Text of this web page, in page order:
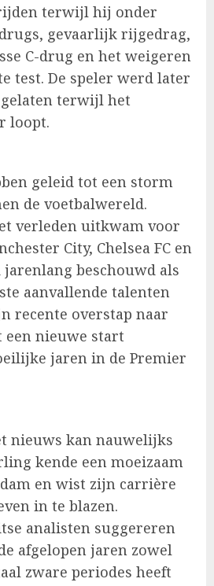
terwijl hij onder
gevaarlijk rijgedrag,
C-drug en het weigeren
test. De speler werd later
terwijl het
loopt.
geleid tot een storm
de voetbalwereld.
verleden uitkwam voor
City, Chelsea FC en
jarenlang beschouwd als
aanvallende talenten
recente overstap naar
een nieuwe start
jaren in de Premier
nieuws kan nauwelijks
kende een moeizaam
en wist zijn carrière
in te blazen.
analisten suggereren
afgelopen jaren zowel
zware periodes heeft